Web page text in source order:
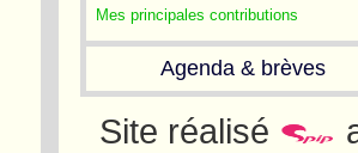
Mes principales contributions
Agenda & brèves
Site réalisé